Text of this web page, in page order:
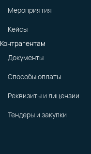
Мероприятия
Кейсы
Контрагентам
Документы
Способы оплаты
Реквизиты и лицензии
Тендеры и закупки